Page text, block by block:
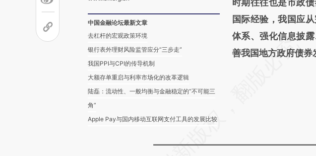
中国金融论坛最新文章
去杠杆的宏观政策环境
银行表外理财风险监管应分“三步走”
我国PPI与CPI的传导机制
大额存单重启与利率市场化的改革逻辑
陆磊：流动性、一般均衡与金融稳定的“不可能三
角”
Apple Pay与国内移动互联网支付工具的发展比较
时期往往也是市政
国际经验，我国应
体系、强化信息披
善我国地方政府债券